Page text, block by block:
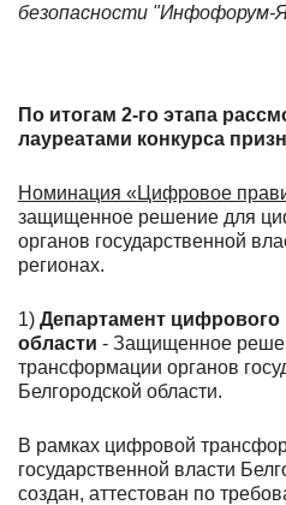
безопасности "Инфофорум-
По итогам 2-го этапа
лауреатами конкурса
Номинация «Цифровое
защищенное решение для
органов государственной
регионах.
1) Департамент цифрового
области - Защищенное
трансформации органов
Белгородской области.
В рамках цифровой
государственной власти
создан, аттестован по